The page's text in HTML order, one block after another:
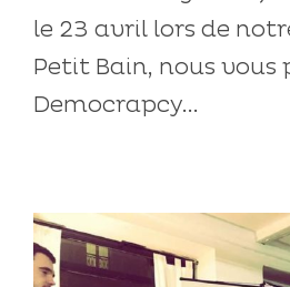
le 23 avril lors de
Petit Bain, nous vous
Democrapcy...